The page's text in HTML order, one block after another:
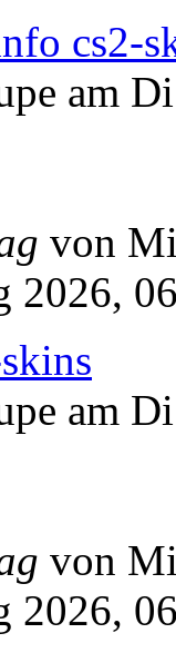
cs2-
am
von
2026,
am
von
2026,